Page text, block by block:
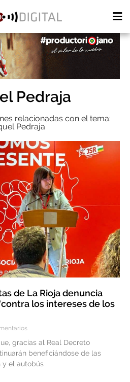
Pedraja
relacionadas con el tema:
Pedraja
de La Rioja denuncia
los intereses de los
gracias al Real Decreto
beneficiándose de las
y el autobús